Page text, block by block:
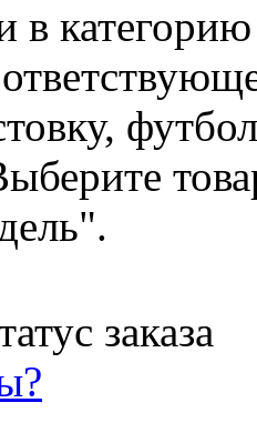
в
заказа